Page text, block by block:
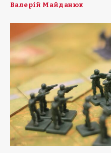
Валерій Майданюк